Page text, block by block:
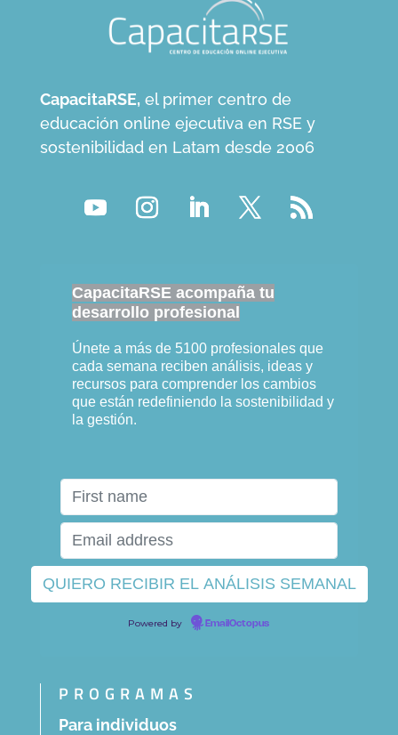
CapacitaRSE, el primer centro de
educación online ejecutiva en RSE y
sostenibilidad en Latam desde 2006
CapacitaRSE acompaña tu
desarrollo profesional
Únete a más de 5100 profesionales que
cada semana reciben análisis, ideas y
recursos para comprender los cambios
que están redefiniendo la sostenibilidad y
la gestión.
Powered by EmailOctopus
PROGRAMAS
Para individuos